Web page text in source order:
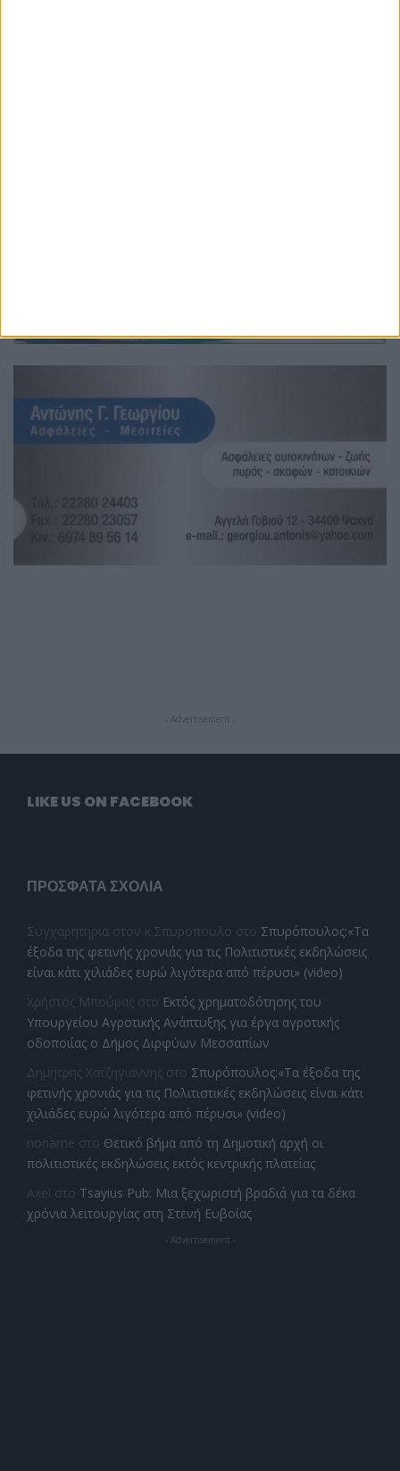
- Advertisement -
LIKE US ON FACEBOOK
ΠΡΌΣΦΑΤΑ ΣΧΌΛΙΑ
Συγχαρητηρια στον κ.Σπυροπουλο στο Σπυρόπουλος:«Τα
έξοδα της φετινής χρονιάς για τις Πολιτιστικές εκδηλώσεις
είναι κάτι χιλιάδες ευρώ λιγότερα από πέρυσι» (video)
Χρήστος Μπούρας στο Εκτός χρηματοδότησης του
Υπουργείου Αγροτικής Ανάπτυξης για έργα αγροτικής
οδοποιίας ο Δήμος Διρφύων Μεσσαπίων
Δημητρης Χατζηγιαννης στο Σπυρόπουλος:«Τα έξοδα της
φετινής χρονιάς για τις Πολιτιστικές εκδηλώσεις είναι κάτι
χιλιάδες ευρώ λιγότερα από πέρυσι» (video)
noname στο Θετικό βήμα από τη Δημοτική αρχή οι
πολιτιστικές εκδηλώσεις εκτός κεντρικής πλατείας
Axel στο Tsayius Pub: Μια ξεχωριστή βραδιά για τα δέκα
χρόνια λειτουργίας στη Στενή Ευβοίας
- Advertisement -